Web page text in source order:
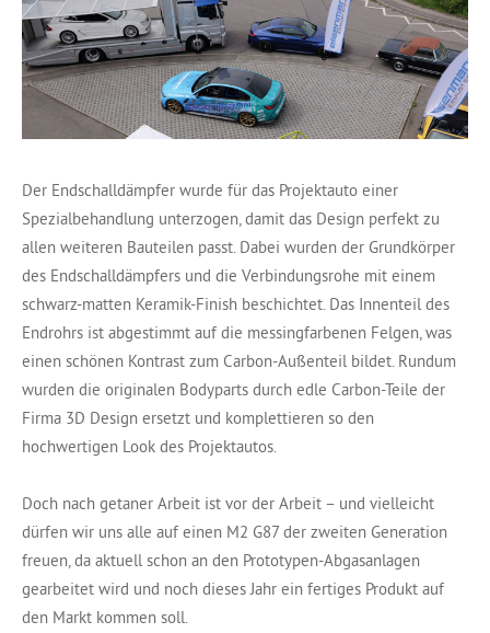
Der Endschalldämpfer wurde für das Projektauto einer
Spezialbehandlung unterzogen, damit das Design perfekt zu
allen weiteren Bauteilen passt. Dabei wurden der Grundkörper
des Endschalldämpfers und die Verbindungsrohe mit einem
schwarz-matten Keramik-Finish beschichtet. Das Innenteil des
Endrohrs ist abgestimmt auf die messingfarbenen Felgen, was
einen schönen Kontrast zum Carbon-Außenteil bildet. Rundum
wurden die originalen Bodyparts durch edle Carbon-Teile der
Firma 3D Design ersetzt und komplettieren so den
hochwertigen Look des Projektautos.
Doch nach getaner Arbeit ist vor der Arbeit – und vielleicht
dürfen wir uns alle auf einen M2 G87 der zweiten Generation
freuen, da aktuell schon an den Prototypen-Abgasanlagen
gearbeitet wird und noch dieses Jahr ein fertiges Produkt auf
den Markt kommen soll.